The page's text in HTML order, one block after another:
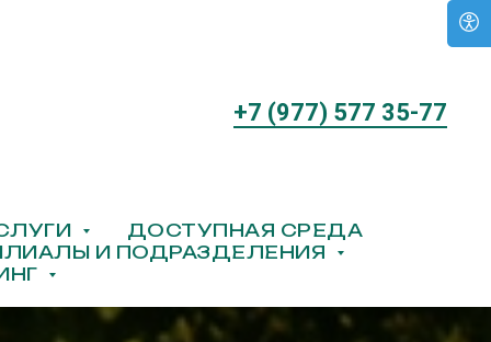
+7 (977) 577 35-77
ДОСТУПНАЯ СРЕДА
И ПОДРАЗДЕЛЕНИЯ